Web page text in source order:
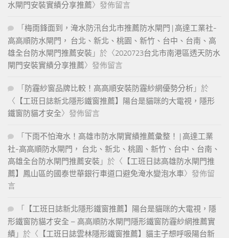
水閘門安裝實績分享推薦〉發佈留言
「 梅雨鋒面到，淹水防汛台北市推薦防水閘門 | 高達工業社-
高高順防水閘門， 台北、新北、桃園、新竹、台中、台南、高
雄全台防水閘門推薦安裝 」於〈2020723台北市南港區透天防水
閘門安裝實績分享推薦〉發佈留言
「 防霾紗窗品牌比較！高高順安裝防霾紗網優勢分析 」於
〈 【工班日誌新北隱形鐵窗推薦】陽台是貓咪的大電視，隱形
鐵窗防貓才安全〉發佈留言
「
下雨不怕淹水！高雄市防水閘實績推薦彙整！ | 高達工業
社-高高順防水閘門， 台北、新北、桃園、新竹、台中、台南、
高雄全台防水閘門推薦安裝 」於〈 【工班日誌高雄防水閘門推
薦】鳳山區的國泰世華銀行車道口避免淹水變泡水車〉發佈留
言
「
【工班日誌新北隱形鐵窗推薦】陽台是貓咪的大電視，隱
形鐵窗防貓才安全 – 高高順防水閘門隱形鐵窗防霾紗網推薦實
績 」於〈 【工班日誌雲林隱形鐵窗推薦】貓主子想呼吸陽台新